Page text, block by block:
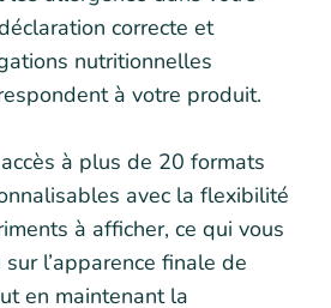
correcte et
nutritionnelles
à votre produit.
à plus de 20 formats
avec la flexibilité
à afficher, ce qui vous
l’apparence finale de
en maintenant la